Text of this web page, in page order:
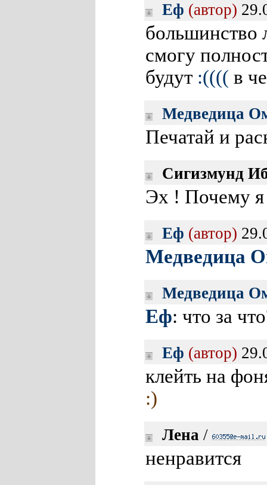
Еф (автор)
большинство
смогу
будут :(((( в
Медведица
Печатай и
Сигизмунд
Эх ! Почему
Еф (автор)
Медведица
Медведица
Еф: что за
Еф (автор)
клейть на
:)
Лена /
ненравится